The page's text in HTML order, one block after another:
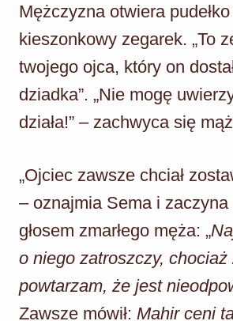
Mężczyzna otwiera
kieszonkowy zegarek. „To
twojego ojca, który on
dziadka”. „Nie mogę
działa!” – zachwyca się
„Ojciec zawsze chciał
– oznajmia Sema i zaczyna
głosem zmarłego męża: „
o niego zatroszczy, chociaż
powtarzam, że jest
Zawsze mówił: Mahir ceni